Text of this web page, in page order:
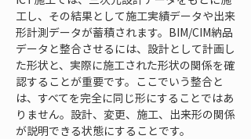
工し、その結果として施工実績データや出来
形計測データが蓄積されます。BIM/CIM納品
データと整合させるには、設計として計画し
た形状と、実際に施工された形状の関係を確
認することが重要です。ここでいう整合と
は、すべてを完全に同じ形にすることではあ
りません。設計、変更、施工、出来形の関係
が説明できる状態にすることです。